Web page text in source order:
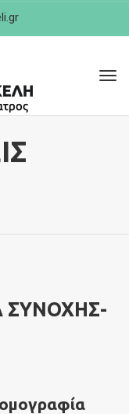
ΣΥΝΟΧΗΣ-